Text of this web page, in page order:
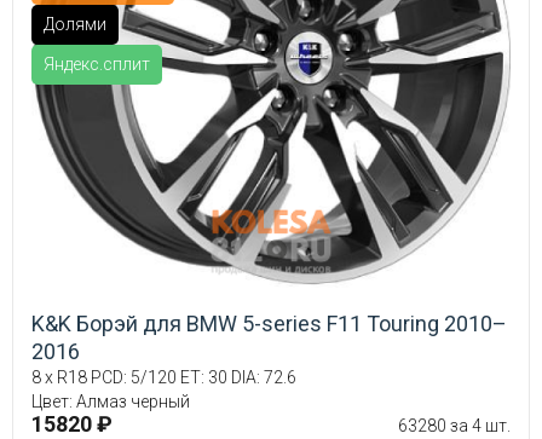
Долями
Яндекс.сплит
K&K Борэй для BMW 5-series F11 Touring 2010–
2016
8 x R18 PCD: 5/120 ET: 30 DIA: 72.6
Цвет: Алмаз черный
15820 ₽ 63280 за 4 шт.